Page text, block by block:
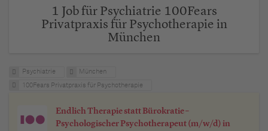
1 Job für Psychiatrie 100Fears
Privatpraxis für Psychotherapie in
München
Psychiatrie München
100Fears Privatpraxis für Psychotherapie
Endlich Therapie statt Bürokratie –
Psychologischer Psychotherapeut (m/w/d) in